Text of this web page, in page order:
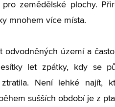
pro zemědělské plochy.
mnohem více místa.
odvodněných území a
let zpátky, kdy se
Není lehké najít,
sušších období je z